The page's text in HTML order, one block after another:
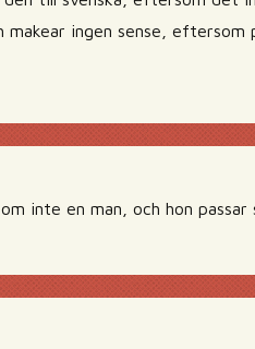
ingen sense, eftersom
inte en man, och hon